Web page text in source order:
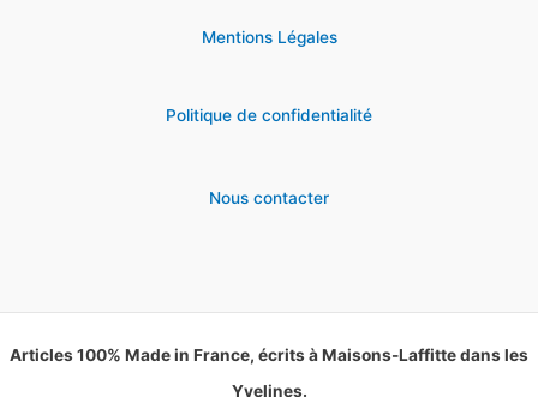
Mentions Légales
Politique de confidentialité
Nous contacter
Articles 100% Made in France, écrits à Maisons-Laffitte dans les
Yvelines.